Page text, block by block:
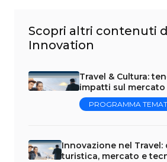
Scopri altri contenuti
Innovation
Travel & Cultura:
impatti sul mercato
PROGRAMMA
Innovazione nel Travel:
turistica, mercato e